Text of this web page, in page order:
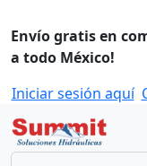
Envío gratis en
a todo México!
Iniciar sesión aquí